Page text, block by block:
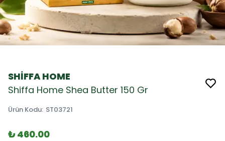
SHİFFA HOME
Shiffa Home Shea Butter 150 Gr
Ürün Kodu: ST03721
₺ 460.00